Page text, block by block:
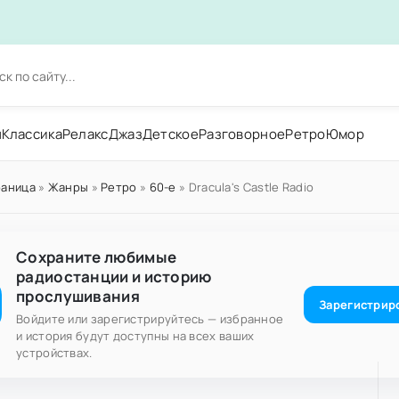
КлассикаРелаксДжазДетскоеРазговорноеРетроЮмор
» Жанры » Ретро » 60-е » Dracula's Castle Radio
Сохраните любимые
радиостанции и историю
прослушивания
Войдите или зарегистрируйтесь — избранное
и история будут доступны на всех ваших
устройствах.